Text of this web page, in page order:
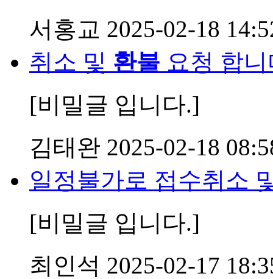
서홍교 2025-02-18
취소 및 환불 요청 합
[비밀글 입니다.]
김태완 2025-02-18
일정불가로 접수취소
[비밀글 입니다.]
최인석 2025-02-17